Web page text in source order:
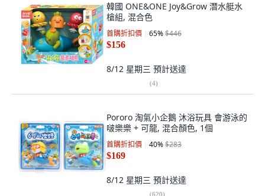
韓國 ONE&ONE Joy&Grow 潛水艇水
槍組, 混合色
首購折扣價 65%$446
$156
8/12 星期三 預計送達
(4)
Pororo 淘氣小企鵝 沐浴玩具 會游泳的
啵樂樂 + 可龍, 混合顏色, 1個
首購折扣價 40%$283
$169
8/12 星期三 預計送達
(620)